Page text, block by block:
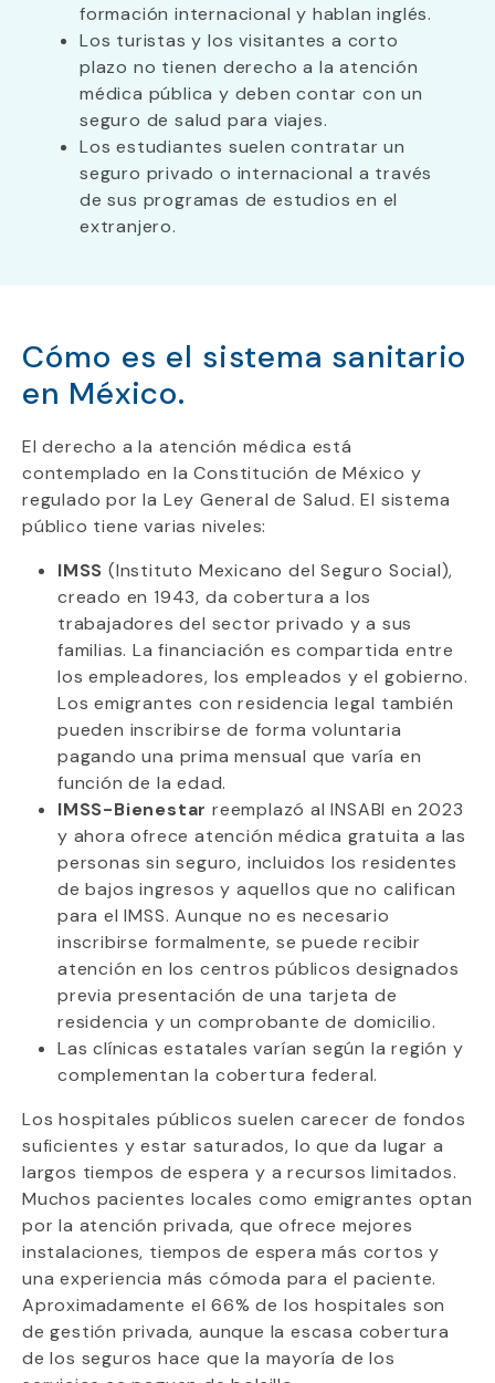
formación internacional y hablan inglés.
Los turistas y los visitantes a corto
plazo no tienen derecho a la atención
médica pública y deben contar con un
seguro de salud para viajes.
Los estudiantes suelen contratar un
seguro privado o internacional a través
de sus programas de estudios en el
extranjero.
Cómo es el sistema sanitario
en México.
El derecho a la atención médica está
contemplado en la Constitución de México y
regulado por la Ley General de Salud. El sistema
público tiene varias niveles:
IMSS (Instituto Mexicano del Seguro Social),
creado en 1943, da cobertura a los
trabajadores del sector privado y a sus
familias. La financiación es compartida entre
los empleadores, los empleados y el gobierno.
Los emigrantes con residencia legal también
pueden inscribirse de forma voluntaria
pagando una prima mensual que varía en
función de la edad.
IMSS-Bienestar reemplazó al INSABI en 2023
y ahora ofrece atención médica gratuita a las
personas sin seguro, incluidos los residentes
de bajos ingresos y aquellos que no califican
para el IMSS. Aunque no es necesario
inscribirse formalmente, se puede recibir
atención en los centros públicos designados
previa presentación de una tarjeta de
residencia y un comprobante de domicilio.
Las clínicas estatales varían según la región y
complementan la cobertura federal.
Los hospitales públicos suelen carecer de fondos
suficientes y estar saturados, lo que da lugar a
largos tiempos de espera y a recursos limitados.
Muchos pacientes locales como emigrantes optan
por la atención privada, que ofrece mejores
instalaciones, tiempos de espera más cortos y
una experiencia más cómoda para el paciente.
Aproximadamente el 66% de los hospitales son
de gestión privada, aunque la escasa cobertura
de los seguros hace que la mayoría de los